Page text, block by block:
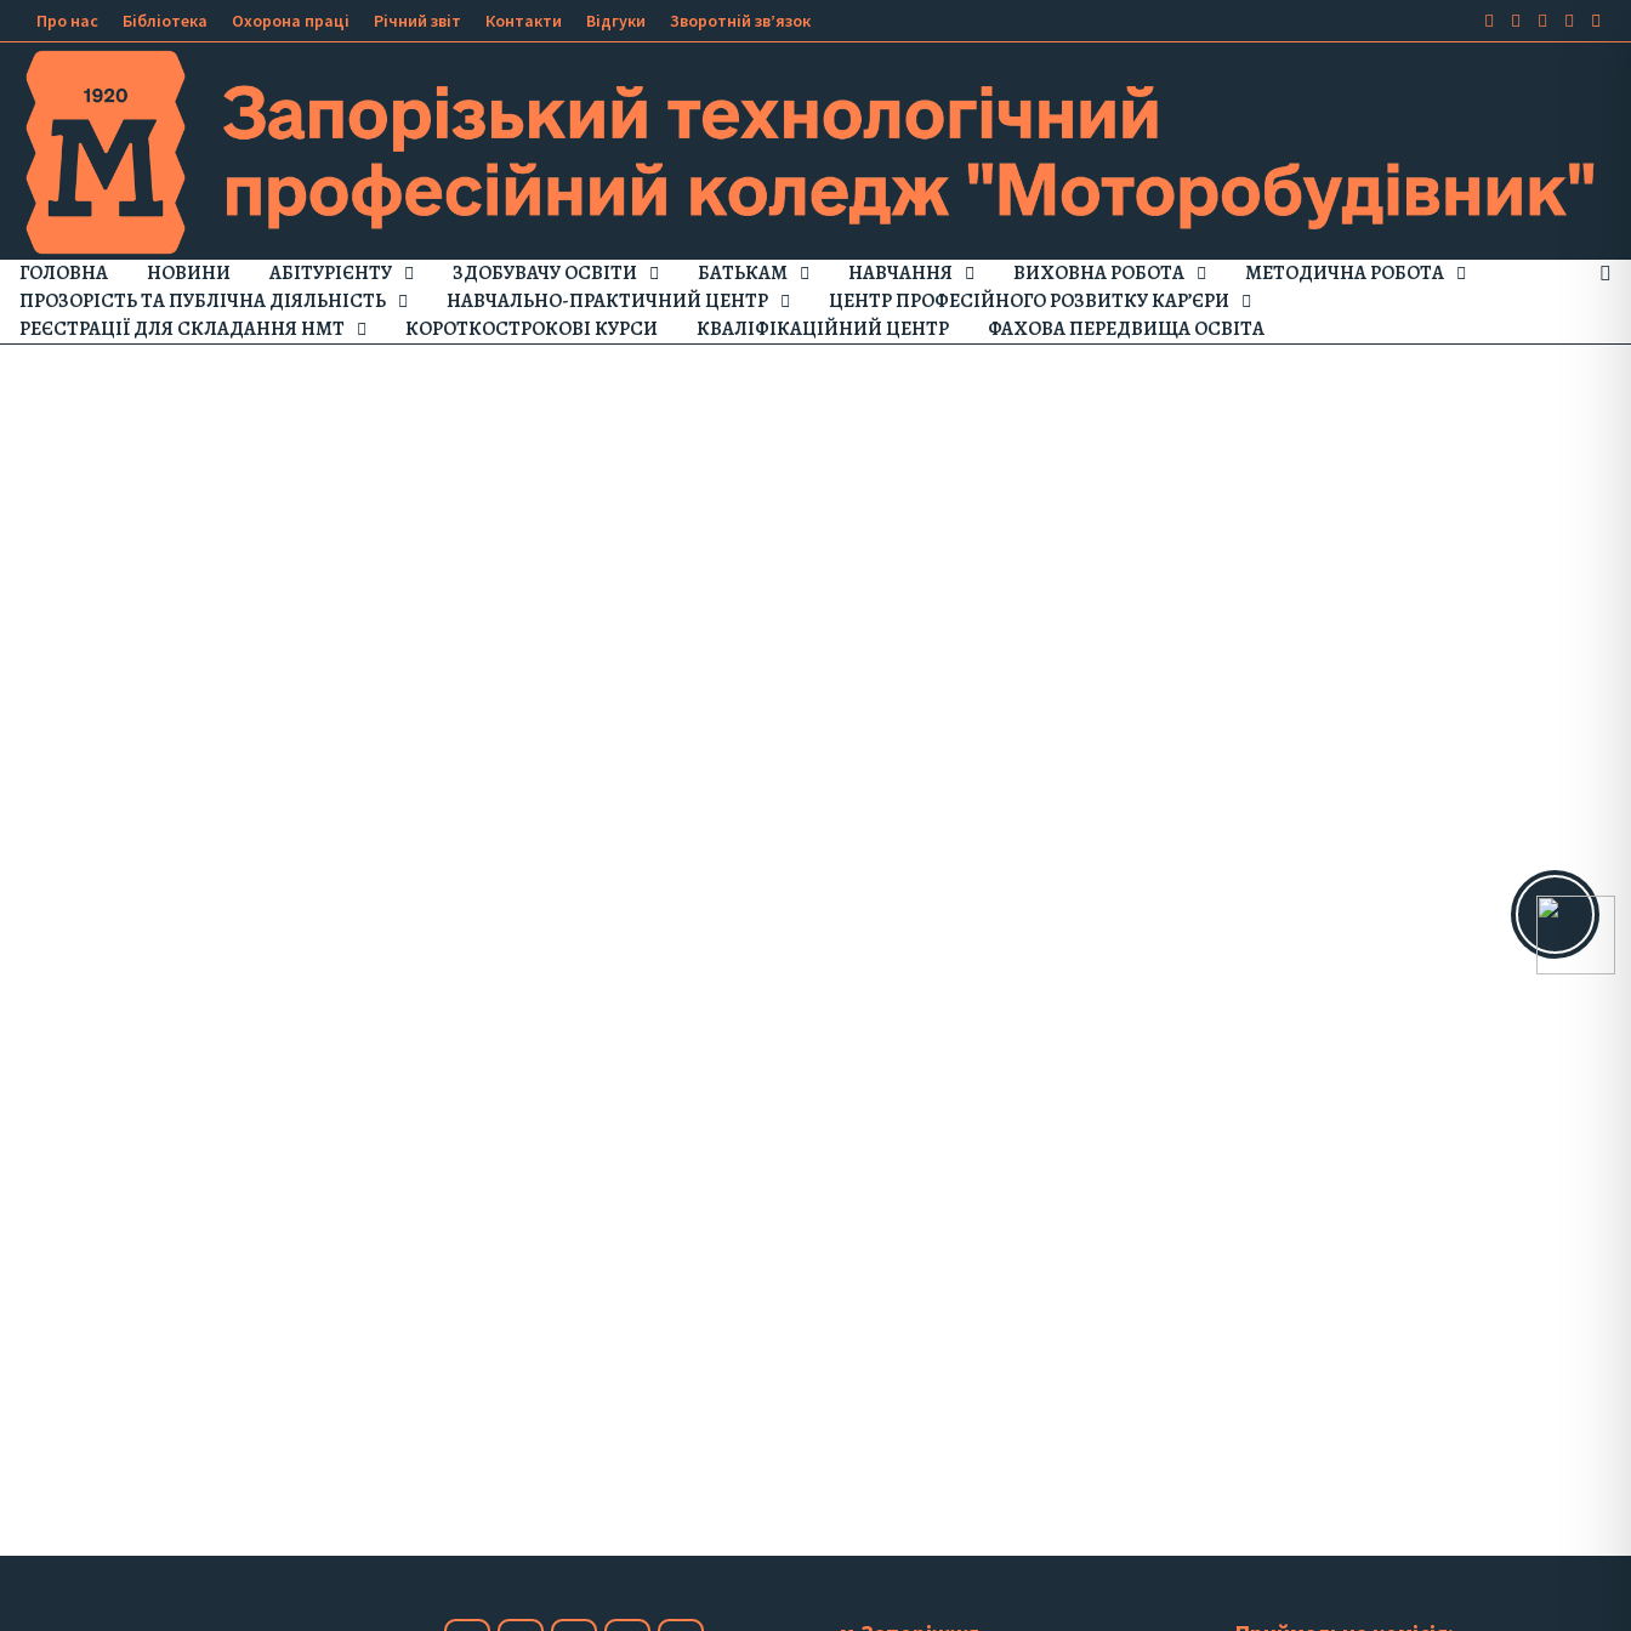
Про нас Бібліотека Охорона праці Річний звіт Контакти Відгуки Зворотній зв’язок
ГОЛОВНА НОВИНИ АБІТУРІЄНТУ ЗДОБУВАЧУ ОСВІТИ БАТЬКАМ НАВЧАННЯ ВИХОВНА РОБОТА
МЕТОДИЧНА РОБОТА
ПРОЗОРІСТЬ ТА ПУБЛІЧНА ДІЯЛЬНІСТЬ
НАВЧАЛЬНО-ПРАКТИЧНИЙ ЦЕНТР
ЦЕНТР ПРОФЕСІЙНОГО РОЗВИТКУ КАР’ЄРИ
РЕЄСТРАЦІЇ ДЛЯ СКЛАДАННЯ НМТ
КОРОТКОСТРОКОВІ КУРСИ КВАЛІФІКАЦІЙНИЙ ЦЕНТР ФАХОВА ПЕРЕДВИЩА ОСВІТА